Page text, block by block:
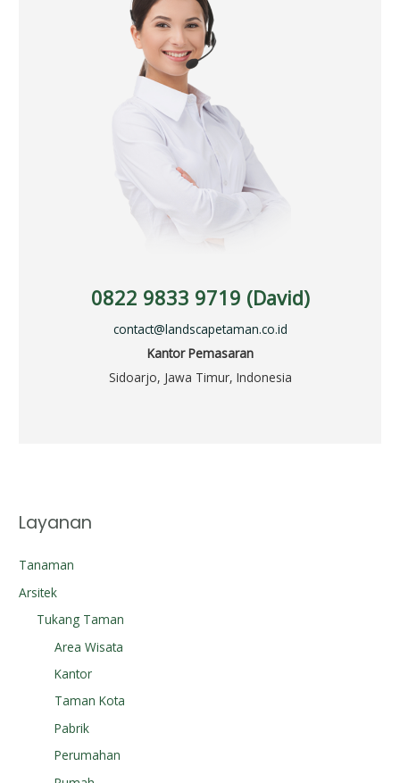
0822 9833 9719 (David)
contact@landscapetaman.co.id
Kantor Pemasaran
Sidoarjo, Jawa Timur, Indonesia
Layanan
Tanaman
Arsitek
Tukang Taman
Area Wisata
Kantor
Taman Kota
Pabrik
Perumahan